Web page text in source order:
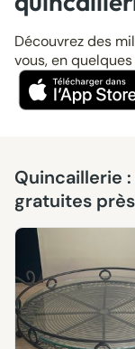
Découvrez des
vous, en
Quincaillerie : les dernières annonces
gratuites